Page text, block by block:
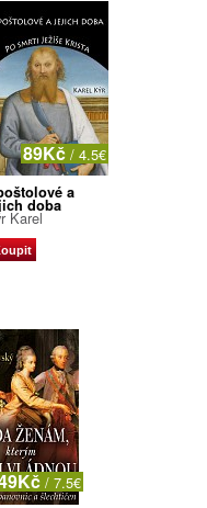
89Kč / 4.5€
a
doba
Karel
/ 7.5€